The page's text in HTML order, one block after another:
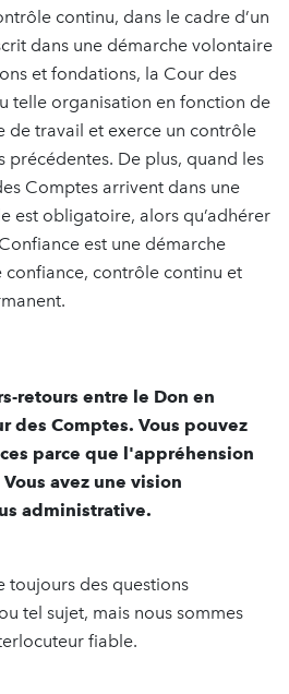
continu, dans le cadre d’un
dans une démarche volontaire
et fondations, la Cour des
telle organisation en fonction de
travail et exerce un contrôle
précédentes. De plus, quand les
Comptes arrivent dans une
est obligatoire, alors qu’adhérer
est une démarche
confiance, contrôle continu et
retours entre le Don en
des Comptes. Vous pouvez
parce que l'appréhension
avez une vision
administrative.
toujours des questions
tel sujet, mais nous sommes
fiable.